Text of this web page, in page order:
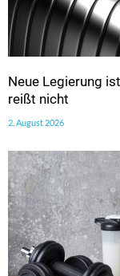
Neue Legierung
reißt nicht
2. August 2026